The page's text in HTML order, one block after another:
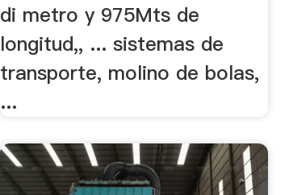
di metro y 975Mts de
longitud,, ... sistemas de
transporte, molino de bolas,
...